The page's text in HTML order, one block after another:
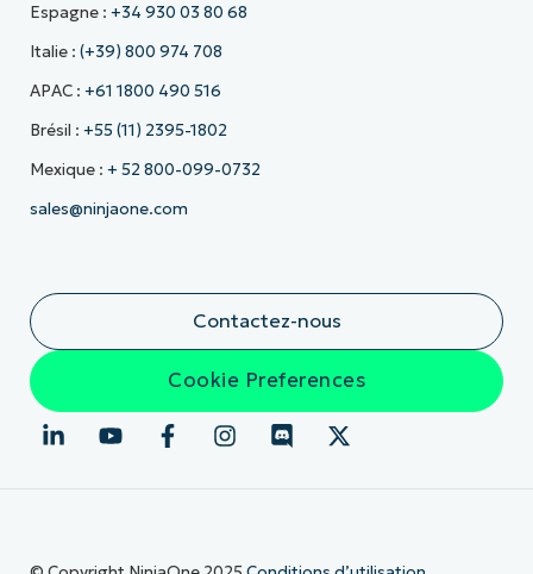
Espagne : +34 930 03 80 68
Italie : (+39) 800 974 708
APAC : +61 1800 490 516
Brésil : +55 (11) 2395-1802
Mexique : + 52 800-099-0732
sales@ninjaone.com
Contactez-nous
Cookie Preferences